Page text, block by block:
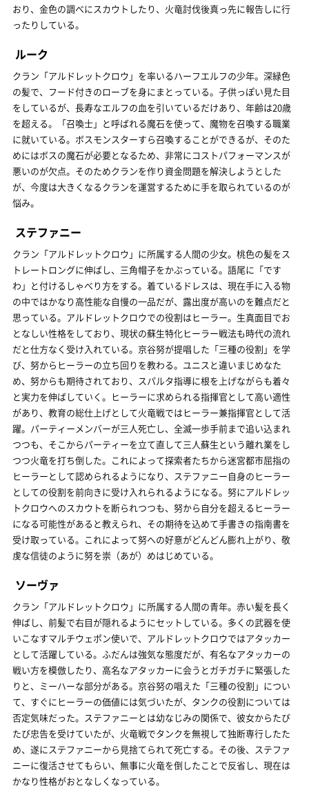
おり、金色の調べにスカウトしたり、火竜討伐後真っ先に報告しに行
ったりしている。
ルーク
クラン「アルドレットクロウ」を率いるハーフエルフの少年。深緑色
の髪で、フード付きのローブを身にまとっている。子供っぽい見た目
をしているが、長寿なエルフの血を引いているだけあり、年齢は20歳
を超える。「召喚士」と呼ばれる魔石を使って、魔物を召喚する職業
に就いている。ボスモンスターすら召喚することができるが、そのた
めにはボスの魔石が必要となるため、非常にコストパフォーマンスが
悪いのが欠点。そのためクランを作り資金問題を解決しようとした
が、今度は大きくなるクランを運営するために手を取られているのが
悩み。
ステファニー
クラン「アルドレットクロウ」に所属する人間の少女。桃色の髪をス
トレートロングに伸ばし、三角帽子をかぶっている。語尾に「です
わ」と付けるしゃべり方をする。着ているドレスは、現在手に入る物
の中ではかなり高性能な自慢の一品だが、露出度が高いのを難点だと
思っている。アルドレットクロウでの役割はヒーラー。生真面目でお
となしい性格をしており、現状の蘇生特化ヒーラー戦法も時代の流れ
だと仕方なく受け入れている。京谷努が提唱した「三種の役割」を学
び、努からヒーラーの立ち回りを教わる。ユニスと違いまじめなた
め、努からも期待されており、スパルタ指導に根を上げながらも着々
と実力を伸ばしていく。ヒーラーに求められる指揮官として高い適性
があり、教育の総仕上げとして火竜戦ではヒーラー兼指揮官として活
躍。パーティーメンバーが三人死亡し、全滅一歩手前まで追い込まれ
つつも、そこからパーティーを立て直して三人蘇生という離れ業をし
つつ火竜を打ち倒した。これによって探索者たちから迷宮都市屈指の
ヒーラーとして認められるようになり、ステファニー自身のヒーラー
としての役割を前向きに受け入れられるようになる。努にアルドレッ
トクロウへのスカウトを断られつつも、努から自分を超えるヒーラー
になる可能性があると教えられ、その期待を込めて手書きの指南書を
受け取っている。これによって努への好意がどんどん膨れ上がり、敬
虔な信徒のように努を崇（あが）めはじめている。
ソーヴァ
クラン「アルドレットクロウ」に所属する人間の青年。赤い髪を長く
伸ばし、前髪で右目が隠れるようにセットしている。多くの武器を使
いこなすマルチウェポン使いで、アルドレットクロウではアタッカー
として活躍している。ふだんは強気な態度だが、有名なアタッカーの
戦い方を模倣したり、高名なアタッカーに会うとガチガチに緊張した
りと、ミーハーな部分がある。京谷努の唱えた「三種の役割」につい
て、すぐにヒーラーの価値には気づいたが、タンクの役割については
否定気味だった。ステファニーとは幼なじみの関係で、彼女からたび
たび忠告を受けていたが、火竜戦でタンクを無視して独断専行したた
め、遂にステファニーから見捨てられて死亡する。その後、ステファ
ニーに復活させてもらい、無事に火竜を倒したことで反省し、現在は
かなり性格がおとなしくなっている。